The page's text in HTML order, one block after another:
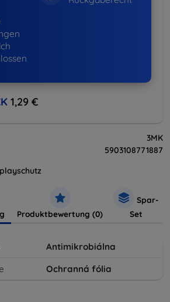
1,29 €
3MK
5903108771887
Produktbewertung (0)
Spar-
Set
Antimikrobiálna
Ochranná fólia